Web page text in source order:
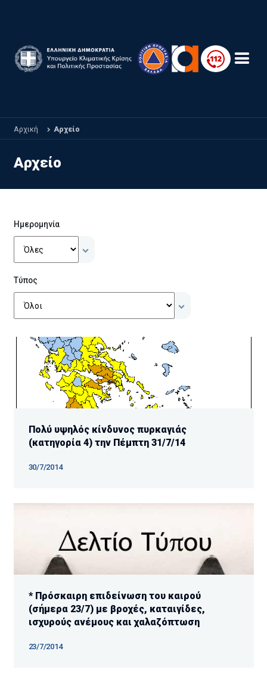
Αρχική Αρχείο
Αρχείο
Ημερομηνία
Τύπος
Πολύ υψηλός κίνδυνος πυρκαγιάς
(κατηγορία 4) την Πέμπτη 31/7/14
30/7/2014
* Πρόσκαιρη επιδείνωση του καιρού
(σήμερα 23/7) με βροχές, καταιγίδες,
ισχυρούς ανέμους και χαλαζόπτωση ​
23/7/2014